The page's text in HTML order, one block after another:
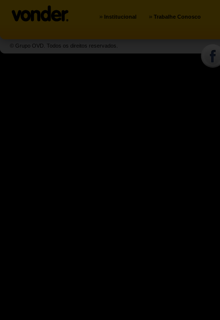
» Institucional » Trabalhe Conosco
© Grupo OVD. Todos os direitos reservados.